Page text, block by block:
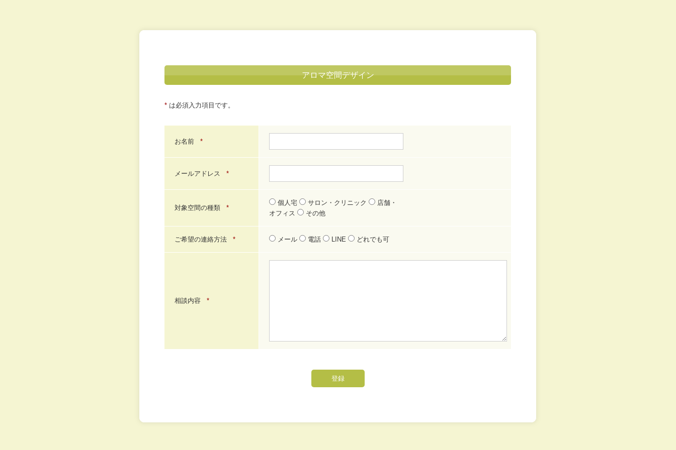
アロマ空間デザイン
* は必須入力項目です。
お名前 *
メールアドレス *
対象空間の種類 *
個人宅 サロン・クリニック
店舗・
オフィス
その他
ご希望の連絡方法 * メール 電話 LINE どれでも可
相談内容 *